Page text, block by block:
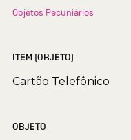
Objetos Pecuniários
ITEM (OBJETO)
Cartão Telefônico
OBJETO